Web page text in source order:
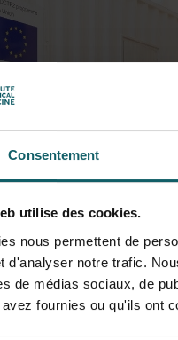
Consentement
utilise des cookies.
nous permettent de
d'analyser notre trafic.
de médias sociaux, de
fournies ou qu'ils ont